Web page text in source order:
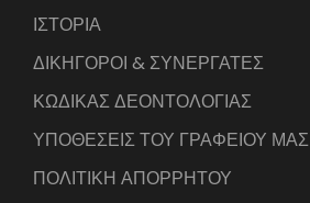
ΙΣΤΟΡΙΑ
ΔΙΚΗΓΟΡΟΙ & ΣΥΝΕΡΓΑΤΕΣ
ΚΩΔΙΚΑΣ ΔΕΟΝΤΟΛΟΓΙΑΣ
ΥΠΟΘΕΣΕΙΣ ΤΟΥ ΓΡΑΦΕΙΟΥ ΜΑΣ
ΠΟΛΙΤΙΚΗ ΑΠΟΡΡΗΤΟΥ